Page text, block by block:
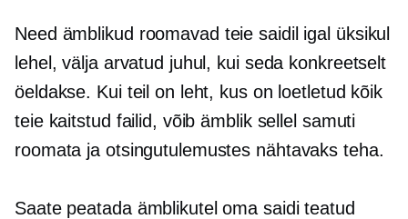
Need ämblikud roomavad teie saidil igal üksikul
lehel, välja arvatud juhul, kui seda konkreetselt
öeldakse. Kui teil on leht, kus on loetletud kõik
teie kaitstud failid, võib ämblik sellel samuti
roomata ja otsingutulemustes nähtavaks teha.
Saate peatada ämblikutel oma saidi teatud